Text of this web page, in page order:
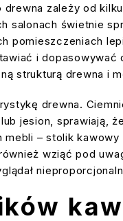
zależy od
salonach świetnie
pomieszczeniach
i
strukturą drewna i
drewna.
jesion, sprawiają,
– stolik
wziąć pod